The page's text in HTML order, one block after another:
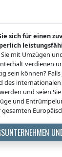
sich für einen
Sie mit Umzügen
verdienen
sein können? Falls
des
und seien
und